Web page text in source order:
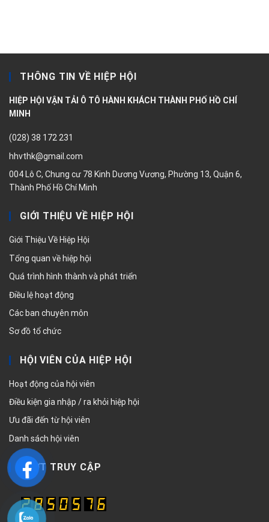
THÔNG TIN VỀ HIỆP HỘI
HIỆP HỘI VẬN TẢI Ô TÔ HÀNH KHÁCH THÀNH PHỐ HỒ CHÍ
MINH
(028) 38 172 231
hhvthk@gmail.com
004 Lô C, Chung cư 78 Kinh Dương Vương, Phường 13, Quận 6,
Thành Phố Hồ Chí Minh
GIỚI THIỆU VỀ HIỆP HỘI
Giới Thiệu Về Hiệp Hội
Tổng quan về hiệp hội
Quá trình hình thành và phát triển
Điều lệ hoạt động
Các ban chuyên môn
Sơ đồ tổ chức
HỘI VIÊN CỦA HIỆP HỘI
Hoạt động của hội viên
Điều kiện gia nhập / ra khỏi hiệp hội
Ưu đãi đến từ hội viên
Danh sách hội viên
LƯỢT TRUY CẬP